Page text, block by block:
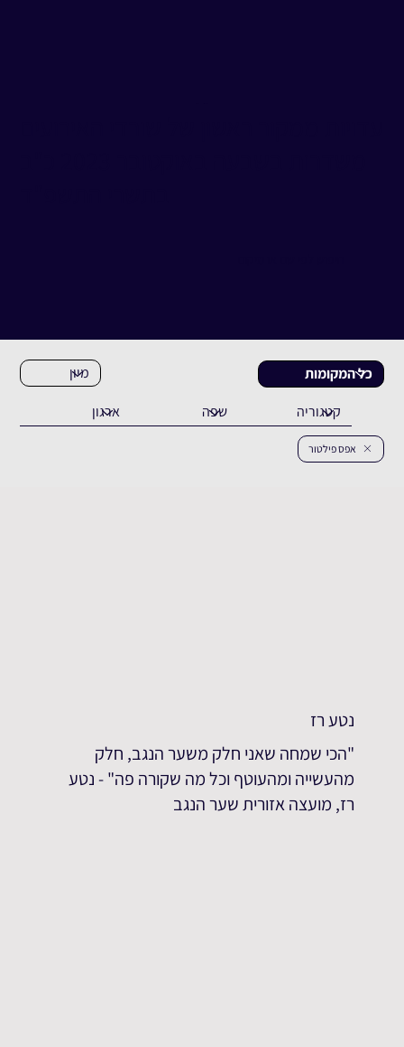
אפס פילטור
נטע רז
"הכי שמחה שאני חלק משער הנגב, חלק
מהעשייה ומהעוטף וכל מה שקורה פה" - נטע
רז, מועצה אזורית שער הנגב